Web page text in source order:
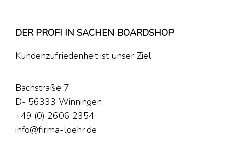
DER PROFI IN SACHEN BOARDSHOP
Kundenzufriedenheit ist unser Ziel
Bachstraße 7
D- 56333 Winningen
+49 (0) 2606 2354
info@firma-loehr.de